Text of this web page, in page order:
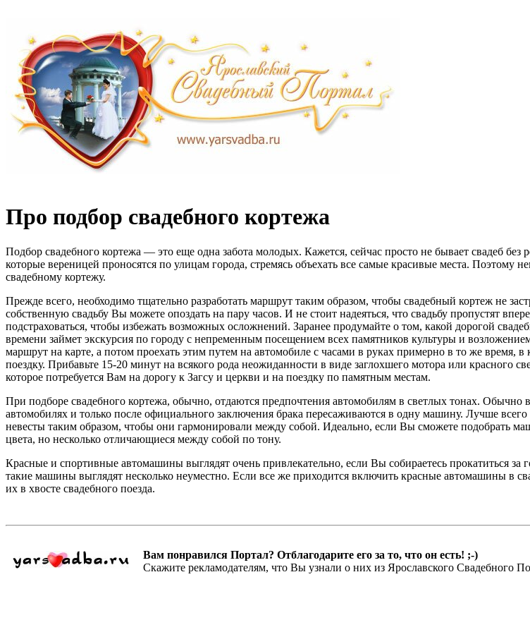
Про подбор свадебного кортежа
Подбор свадебного кортежа — это еще одна забота молодых. Кажется, сейчас просто не бывает свадеб
которые вереницей проносятся по улицам города, стремясь объехать все самые красивые места. Поэтому
свадебному кортежу.
Прежде всего, необходимо тщательно разработать маршрут таким образом, чтобы свадебный кортеж не
собственную свадьбу Вы можете опоздать на пару часов. И не стоит надеяться, что свадьбу пропустят
подстраховаться, чтобы избежать возможных осложнений. Заранее продумайте о том, какой дорогой
времени займет экскурсия по городу с непременным посещением всех памятников культуры и
маршрут на карте, а потом проехать этим путем на автомобиле с часами в руках примерно в то же время,
поездку. Прибавьте 15-20 минут на всякого рода неожиданности в виде заглохшего мотора или красного
которое потребуется Вам на дорогу к Загсу и церкви и на поездку по памятным местам.
При подборе свадебного кортежа, обычно, отдаются предпочтения автомобилям в светлых тонах.
автомобилях и только после официального заключения брака пересаживаются в одну машину. Лучше
невесты таким образом, чтобы они гармонировали между собой. Идеально, если Вы сможете подобрать
цвета, но несколько отличающиеся между собой по тону.
Красные и спортивные автомашины выглядят очень привлекательно, если Вы собираетесь прокатиться
такие машины выглядят несколько неуместно. Если все же приходится включить красные автомашины в
их в хвосте свадебного поезда.
Вам понравился Портал? Отблагодарите его за то, что он есть! ;-)
Скажите рекламодателям, что Вы узнали о них из Ярославского Свадебного